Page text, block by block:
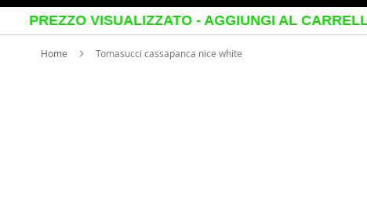
VISUALIZZATO - AGGIUNGI AL CARRELLO PER
Home Tomasucci cassapanca nice white